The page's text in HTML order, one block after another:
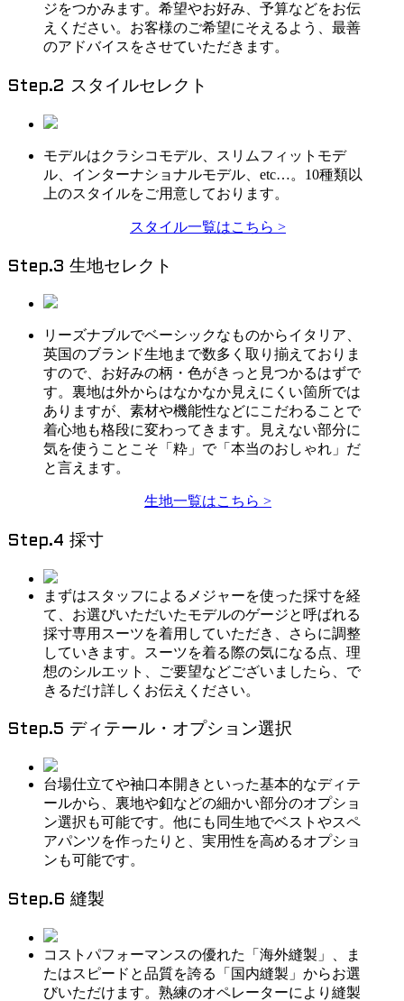
ジをつかみます。希望やお好み、予算などをお伝
えください。お客様のご希望にそえるよう、最善
のアドバイスをさせていただきます。
Step.2 スタイルセレクト
モデルはクラシコモデル、スリムフィットモデ
ル、インターナショナルモデル、etc…。10種類以
上のスタイルをご用意しております。
スタイル一覧はこちら >
Step.3 生地セレクト
リーズナブルでベーシックなものからイタリア、
英国のブランド生地まで数多く取り揃えておりま
すので、お好みの柄・色がきっと見つかるはずで
す。裏地は外からはなかなか見えにくい箇所では
ありますが、素材や機能性などにこだわることで
着心地も格段に変わってきます。見えない部分に
気を使うことこそ「粋」で「本当のおしゃれ」だ
と言えます。
生地一覧はこちら >
Step.4 採寸
まずはスタッフによるメジャーを使った採寸を経
て、お選びいただいたモデルのゲージと呼ばれる
採寸専用スーツを着用していただき、さらに調整
していきます。スーツを着る際の気になる点、理
想のシルエット、ご要望などございましたら、で
きるだけ詳しくお伝えください。
Step.5 ディテール・オプション選択
台場仕立てや袖口本開きといった基本的なディテ
ールから、裏地や釦などの細かい部分のオプショ
ン選択も可能です。他にも同生地でベストやスペ
アパンツを作ったりと、実用性を高めるオプショ
ンも可能です。
Step.6 縫製
コストパフォーマンスの優れた「海外縫製」、ま
たはスピードと品質を誇る「国内縫製」からお選
びいただけます。熟練のオペレーターにより縫製